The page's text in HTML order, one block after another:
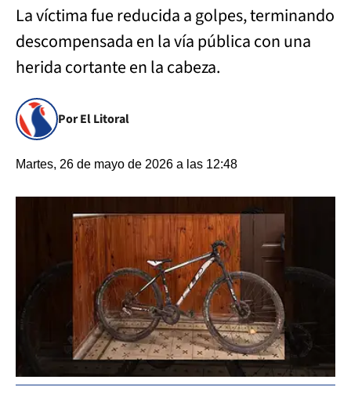
La víctima fue reducida a golpes, terminando
descompensada en la vía pública con una
herida cortante en la cabeza.
Por El Litoral
Martes, 26 de mayo de 2026 a las 12:48